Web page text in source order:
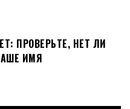
ПРОВЕРЬТЕ, НЕТ ЛИ
ИМЯ